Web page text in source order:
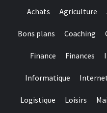
Achats Agriculture
Bons plans Coaching
Finance Finances
Informatique
Logistique Loisirs